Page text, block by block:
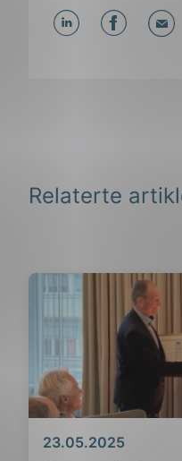
Relaterte
Dato
23.05.2025